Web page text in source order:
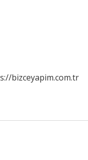
bizceyapim.com.tr